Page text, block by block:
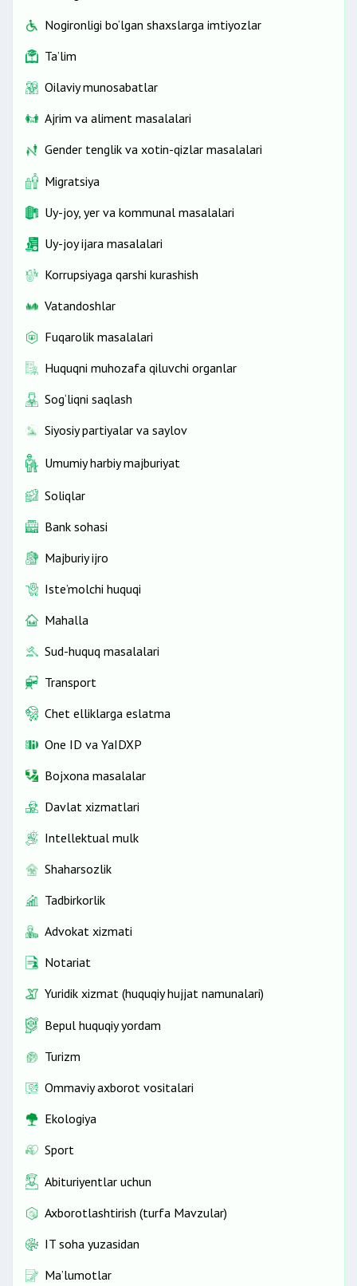
Nogironligi bo‘lgan shaxslarga imtiyozlar
Ta’lim
Oilaviy munosabatlar
Ajrim va aliment masalalari
Gender tenglik va xotin-qizlar masalalari
Migratsiya
Uy-joy, yer va kommunal masalalari
Uy-joy ijara masalalari
Korrupsiyaga qarshi kurashish
Vatandoshlar
Fuqarolik masalalari
Huquqni muhozafa qiluvchi organlar
Sog‘liqni saqlash
Siyosiy partiyalar va saylov
Umumiy harbiy majburiyat
Soliqlar
Bank sohasi
Majburiy ijro
Iste’molchi huquqi
Mahalla
Sud-huquq masalalari
Transport
Chet elliklarga eslatma
One ID vа YaIDXP
Bojxona masalalar
Davlat xizmatlari
Intellektual mulk
Shaharsozlik
Tadbirkorlik
Advokat xizmati
Notariat
Yuridik xizmat (huquqiy hujjat namunalari)
Bepul huquqiy yordam
Turizm
Ommaviy axborot vositalari
Ekologiya
Sport
Abituriyentlar uchun
Axborotlashtirish (turfa Mavzular)
IT soha yuzasidan
Ma’lumotlar